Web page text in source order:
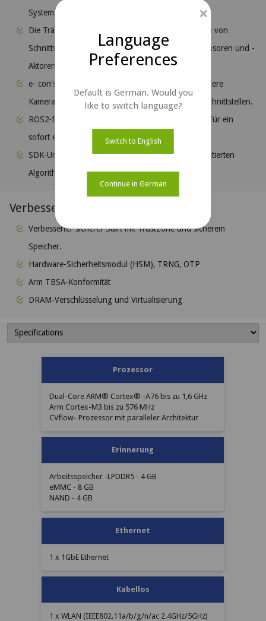
System on Module.
Die Trägerplatine des Robotik-Kits bietet eine Reihe von
Schnittstellen zur Integration gängiger Robotik-Sensoren und -
Aktoren.
e- con's Depth Vista TOF-Kamera und mehrere andere
Kameraoptionen, integriert mit MIPI- und GMSL-Schnittstellen.
ROS2-fähig mit vorintegrierten gängigen Treibern für ein
sofort einsatzbereites Erlebnis.
SDK-Unterstützung für Robotik-Stack mit implementierten
Algorithmen für Navigation und Mapping.
Verbesserte Sicherheit:
Verbesserter sicherer Start mit TrustZone und sicherem
Speicher.
Hardware-Sicherheitsmodul (HSM), TRNG, OTP
Arm TBSA-Konformität
DRAM-Verschlüsselung und Virtualisierung
Platform (RCP)
Prozessor
Dual-Core ARM® Cortex® -A76 bis zu 1,6 GHz
Arm Cortex-M3 bis zu 576 MHz
CVflow- Prozessor mit paralleler Architektur
Erinnerung
Arbeitsspeicher -LPDDR5 - 4 GB
eMMC - 8 GB
NAND - 4 GB
Ethernet
1 x 1GbE Ethernet
Kabellos
1 x WLAN (IEEE802.11a/b/g/n/ac 2.4GHz/5GHz)
×
Language
Preferences
Default is German. Would you
like to switch language?
Switch to English
Continue in German